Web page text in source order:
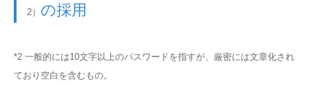
2） の採用
*2 一般的には10文字以上のパスワードを指すが、厳密には文章化され
ており空白を含むもの。